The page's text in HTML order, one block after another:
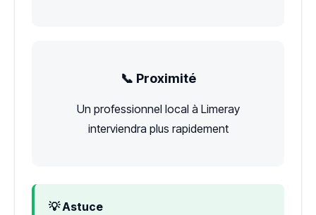
📞 Proximité
Un professionnel local à Limeray
interviendra plus rapidement
💡 Astuce